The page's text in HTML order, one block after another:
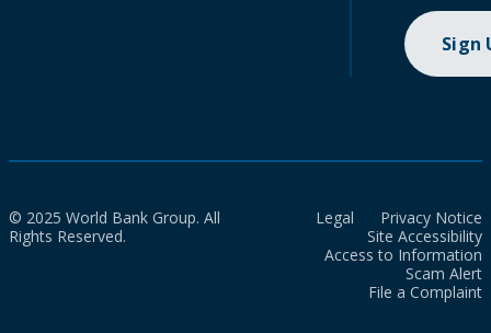
Sign
© 2025 World Bank Group. All
Rights Reserved.
Legal
Privacy Notice
Site Accessibility
Access to Information
Scam Alert
File a Complaint